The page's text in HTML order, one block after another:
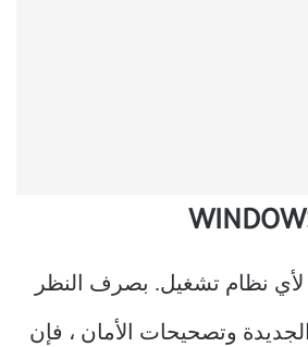
لأي نظام تشغيل. بصرف النظر
وتصحيحات الأمان ، فإن